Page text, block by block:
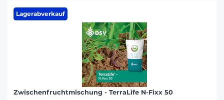
Lagerabverkauf
Zwischenfruchtmischung - TerraLife N-Fixx 50